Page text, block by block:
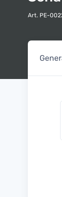
Art. PE-